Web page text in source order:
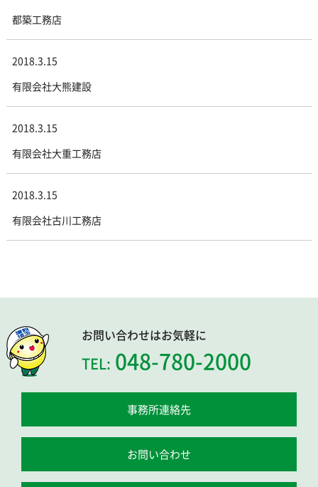
都築工務店
2018.3.15
有限会社大熊建設
2018.3.15
有限会社大重工務店
2018.3.15
有限会社古川工務店
お問い合わせはお気軽に
TEL: 048-780-2000
事務所連絡先
お問い合わせ